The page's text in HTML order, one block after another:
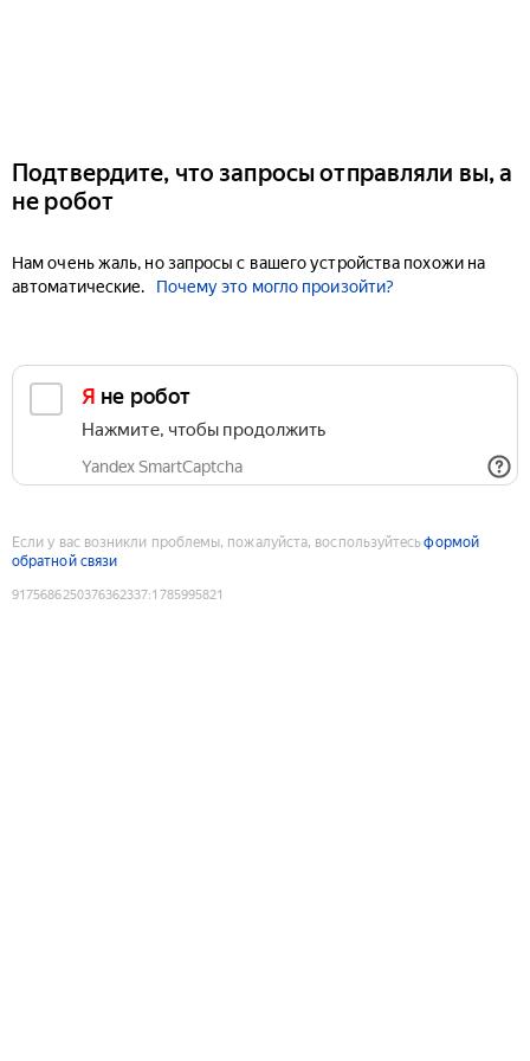
Подтвердите, что запросы отправляли вы, а
не робот
Нам очень жаль, но запросы с вашего устройства похожи на
автоматические.
Почему это могло произойти?
Я не робот
Нажмите, чтобы продолжить
Yandex SmartCaptcha
Если у вас возникли проблемы, пожалуйста, воспользуйтесьформой
обратной связи
9175686250376362337:1785995821